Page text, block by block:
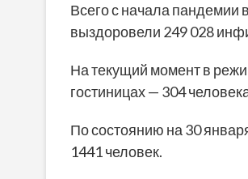
Всего с начала пандемии
выздоровели 249 028
На текущий момент в
гостиницах — 304
По состоянию на 30
1441 человек.